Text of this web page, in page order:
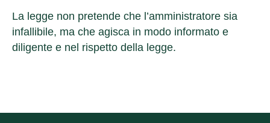
La legge non pretende che l’amministratore sia
infallibile, ma che agisca in modo informato e
diligente e nel rispetto della legge.